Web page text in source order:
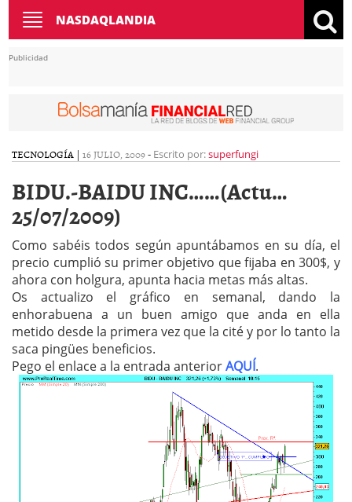
Toggle
navigation
NASDAQLANDIA
Publicidad
TECNOLOGÍA | 16 JULIO, 2009- Escrito por:superfungi
BIDU.-BAIDU INC……(Actu…
25/07/2009)
Como sabéis todos según apuntábamos en su día, el
precio cumplió su primer objetivo que fijaba en 300$, y
ahora con holgura, apunta hacia metas más altas.
Os actualizo el gráfico en semanal, dando la
enhorabuena a un buen amigo que anda en ella
metido desde la primera vez que la cité y por lo tanto la
saca pingües beneficios.
Pego el enlace a la entrada anteriorAQUÍ.